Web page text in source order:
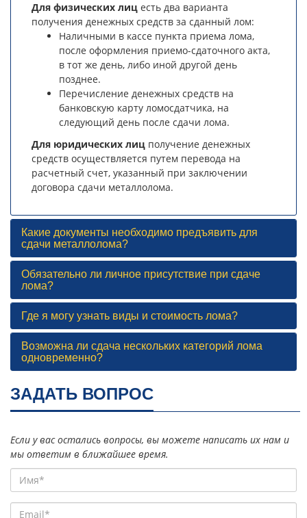
Для физических лиц есть два варианта
получения денежных средств за сданный лом:
Наличными в кассе пункта приема лома,
после оформления приемо-сдаточного акта,
в тот же день, либо иной другой день
позднее.
Перечисление денежных средств на
банковскую карту ломосдатчика, на
следующий день после сдачи лома.
Для юридических лиц получение денежных
средств осуществляется путем перевода на
расчетный счет, указанный при заключении
договора сдачи металлолома.
Какие документы необходимо предъявить для
сдачи металлолома?
Обязательно ли личное присутствие при сдаче
лома?
Где я могу узнать виды и стоимость лома?
Возможна ли сдача нескольких категорий лома
одновременно?
ЗАДАТЬ ВОПРОС
Если у вас остались вопросы, вы можете написать их нам и
мы ответим в ближайшее время.